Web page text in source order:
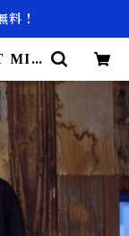
！
MIK
シャ
着